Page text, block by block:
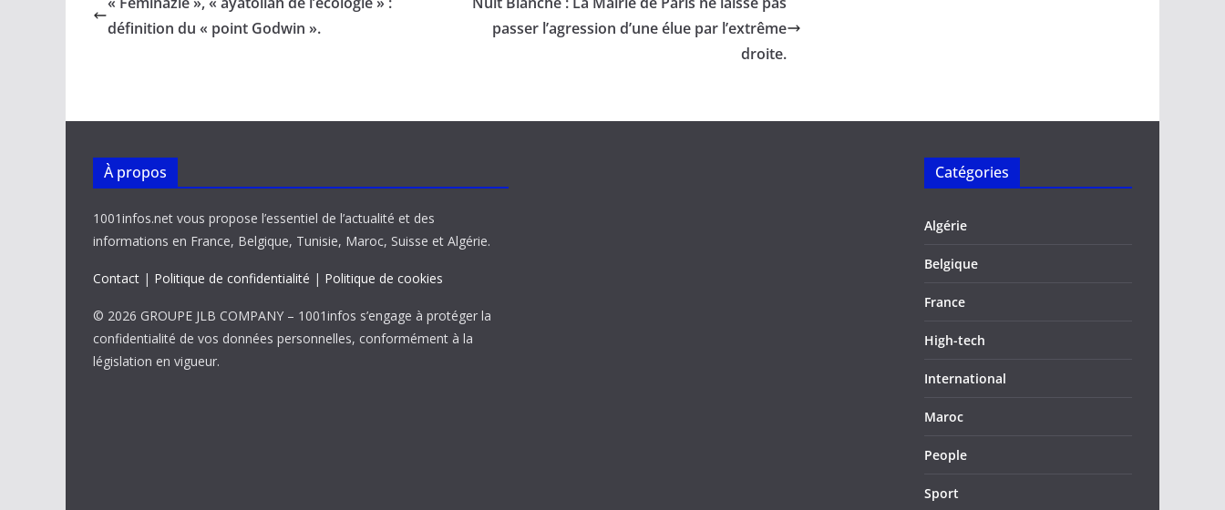
o A dI
définition du « point Godwin ».
passer l’agression d’une élue par l’extrême
droite.
À propos
1001infos.net vous propose l’essentiel de l’actualité et des
informations en France, Belgique, Tunisie, Maroc, Suisse et Algérie.
Contact | Politique de confidentialité | Politique de cookies
© 2026 GROUPE JLB COMPANY – 1001infos s’engage à protéger la
confidentialité de vos données personnelles, conformément à la
législation en vigueur.
Catégories
Algérie
Belgique
France
High-tech
International
Maroc
People
Sport